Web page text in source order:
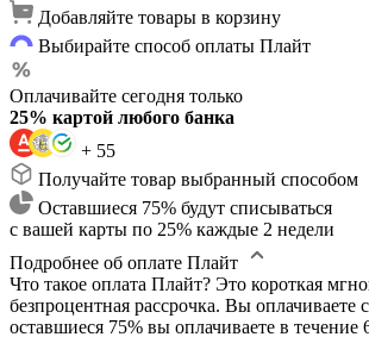
Добавляйте товары в корзину
Выбирайте способ оплаты Плайт
Оплачивайте сегодня только
25% картой любого банка
+ 55
Получайте товар выбранный способом
Оставшиеся 75% будут списываться
с вашей карты по 25% каждые 2 недели
Подробнее об оплате Плайт
Что такое оплата Плайт? Это короткая
безпроцентная рассрочка. Вы оплачиваете
оставшиеся 75% вы оплачиваете в течение